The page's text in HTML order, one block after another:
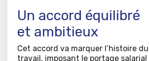
Un accord équilibré
et ambitieux
Cet accord va marquer l’histoire du
travail, imposant le portage salarial